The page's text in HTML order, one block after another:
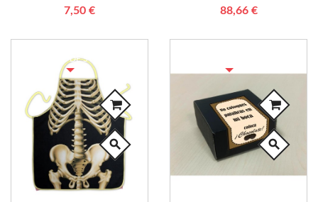
7,50 € 88,66 €
search
RUPTURE DE STOCK
search